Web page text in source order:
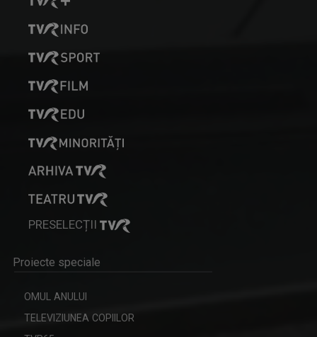
Prezintă și realizează "Minorități în limba ...
Luisa Tîrcă face parte din echipa TVR din anul ...
PRESELECȚII
Proiecte speciale
OMUL ANULUI
TELEVIZIUNEA COPIILOR